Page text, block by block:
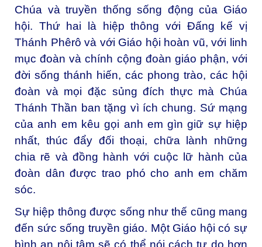
Chúa và truyền thống sống động của Giáo
hội. Thứ hai là hiệp thông với Đấng kế vị
Thánh Phêrô và với Giáo hội hoàn vũ, với linh
mục đoàn và chính cộng đoàn giáo phận, với
đời sống thánh hiến, các phong trào, các hội
đoàn và mọi đặc sủng đích thực mà Chúa
Thánh Thần ban tặng vì ích chung. Sứ mạng
của anh em kêu gọi anh em gìn giữ sự hiệp
nhất, thúc đẩy đối thoại, chữa lành những
chia rẽ và đồng hành với cuộc lữ hành của
đoàn dân được trao phó cho anh em chăm
sóc.
Sự hiệp thông được sống như thế cũng mang
đến sức sống truyền giáo. Một Giáo hội có sự
bình an nội tâm sẽ có thể nói cách tự do hơn